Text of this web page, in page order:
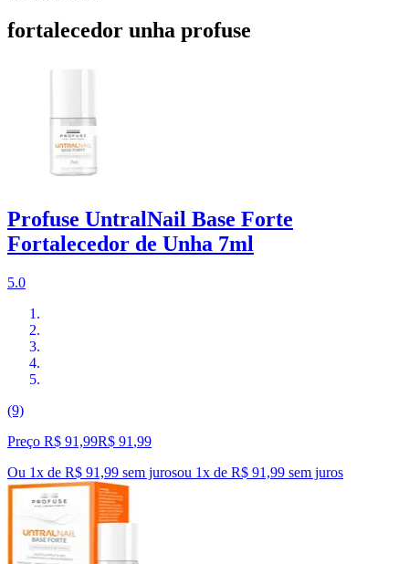
fortalecedor unha profuse
Profuse UntralNail Base Forte
Fortalecedor de Unha 7ml
5.0
(9)
Preço R$ 91,99R$ 91 ,99
Ou 1x de R$ 91,99 sem jurosou 1x de R$ 91,99 sem juros